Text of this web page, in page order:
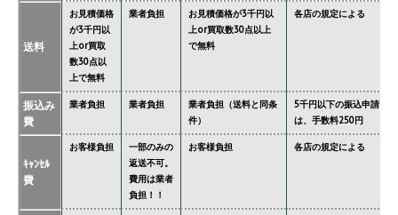
送料
お見積価格
が3千円以
上or買取
数30点以
上で無料
業者負担
お見積価格が3千円以
上or買取数30点以上
で無料
各店の規定による
振込み
費
業者負担 業者負担
業者負担（送料と同条
件）
5千円以下の振込申請
は、手数料250円
ｷｬﾝｾﾙ
費
お客様負担
一部のみの
返送不可。
費用は業者
負担！！
お客様負担 各店の規定による